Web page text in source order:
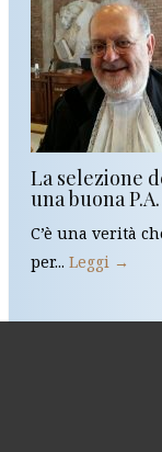
La selezione
una buona P.A.
C’è una verità
per... Leggi →